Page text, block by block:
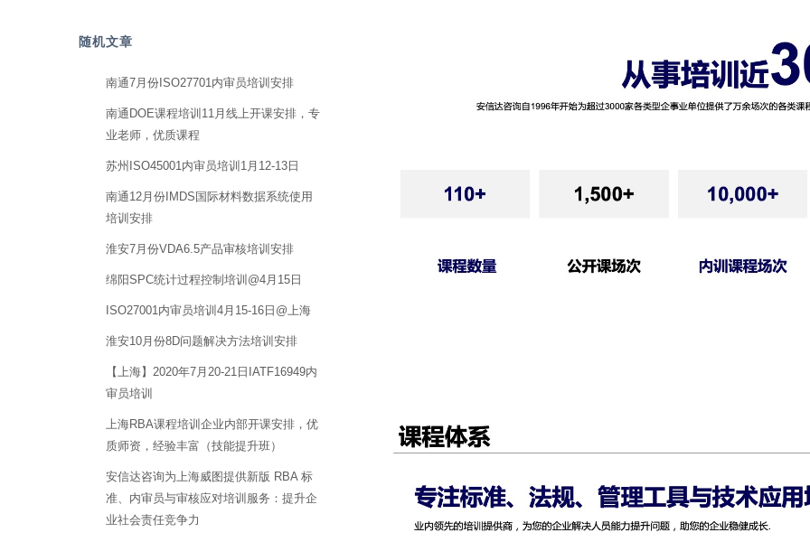
随机文章
南通7月份ISO27701内审员培训安排
南通DOE课程培训11月线上开课安排，专
业老师，优质课程
苏州ISO45001内审员培训1月12-13日
南通12月份IMDS国际材料数据系统使用
培训安排
淮安7月份VDA6.5产品审核培训安排
绵阳SPC统计过程控制培训@4月15日
ISO27001内审员培训4月15-16日@上海
淮安10月份8D问题解决方法培训安排
【上海】2020年7月20-21日IATF16949内
审员培训
上海RBA课程培训企业内部开课安排，优
质师资，经验丰富（技能提升班）
安信达咨询为上海威图提供新版 RBA 标
准、内审员与审核应对培训服务：提升企
业社会责任竞争力